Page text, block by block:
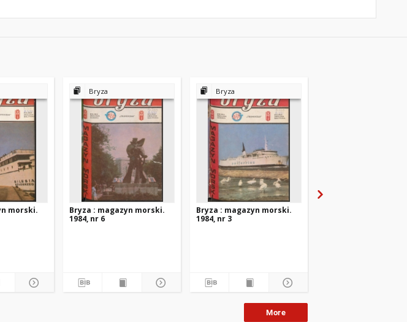
morski.
Bryza
Bryza : magazyn morski.
1984, nr 6
Bryza
Bryza : magazyn morski.
1984, nr 3
More